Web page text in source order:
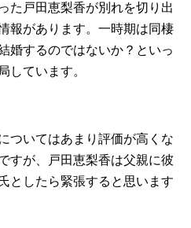
た戸田恵梨香が別れを切り出
報があります。一時期は同棲
婚するのではないか？といっ
しています。
ついてはあまり評価が高くな
すが、戸田恵梨香は父親に彼
としたら緊張すると思います